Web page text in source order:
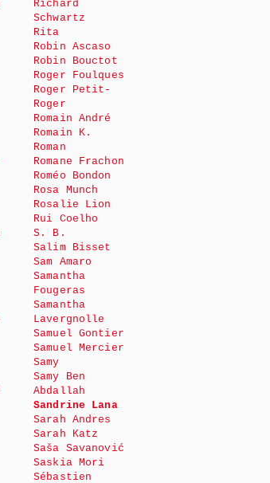
Richard
Schwartz
Rita
Robin Ascaso
Robin Bouctot
Roger Foulques
Roger Petit-
Roger
Romain André
Romain K.
Roman
Romane Frachon
Roméo Bondon
Rosa Munch
Rosalie Lion
Rui Coelho
S. B.
Salim Bisset
Sam Amaro
Samantha
Fougeras
Samantha
Lavergnolle
Samuel Gontier
Samuel Mercier
Samy
Samy Ben
Abdallah
Sandrine Lana
Sarah Andres
Sarah Katz
Saša Savanović
Saskia Mori
Sébastien